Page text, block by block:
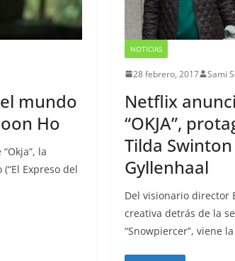
mundo
Ho
la
Expreso del
NOTICIAS
28 febrero, 2017 Sami
Netflix
“OKJA”,
Tilda Swinton
Gyllenhaal
Del visionario director
creativa detrás de la
“Snowpiercer”, viene